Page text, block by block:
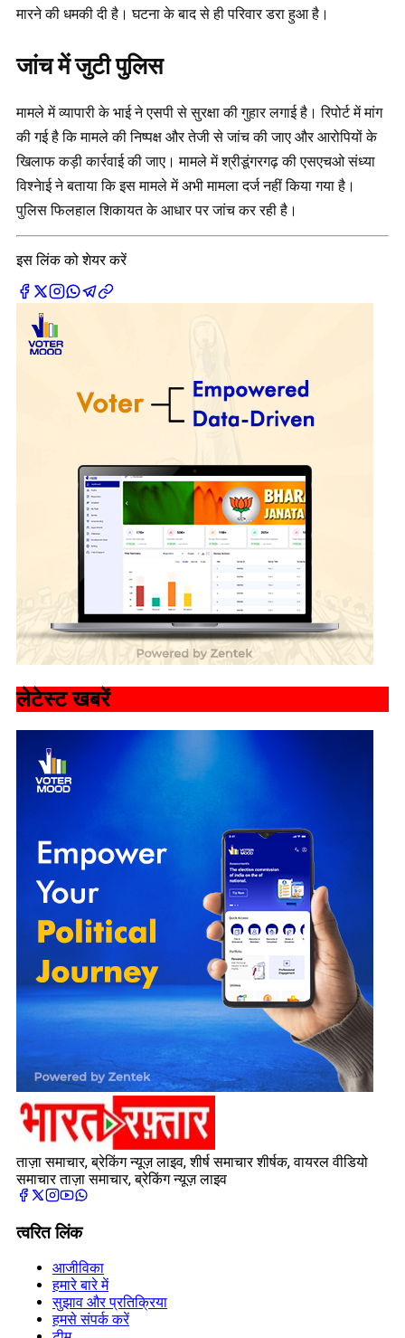
मारने की धमकी दी है। घटना के बाद से ही परिवार डरा हुआ है।
जांच में जुटी पुलिस
मामले में व्यापारी के भाई ने एसपी से सुरक्षा की गुहार लगाई है। रिपोर्ट में मांग
की गई है कि मामले की निष्पक्ष और तेजी से जांच की जाए और आरोपियों के
खिलाफ कड़ी कार्रवाई की जाए। मामले में श्रीडूंगरगढ़ की एसएचओ संध्या
विश्नेाई ने बताया कि इस मामले में अभी मामला दर्ज नहीं किया गया है।
पुलिस फिलहाल शिकायत के आधार पर जांच कर रही है।
इस लिंक को शेयर करें
लेटेस्ट खबरें
ताज़ा समाचार, ब्रेकिंग न्यूज़ लाइव, शीर्ष समाचार शीर्षक, वायरल वीडियो
समाचार ताज़ा समाचार, ब्रेकिंग न्यूज़ लाइव
त्वरित लिंक
आजीविका
हमारे बारे में
सुझाव और प्रतिक्रिया
हमसे संपर्क करें